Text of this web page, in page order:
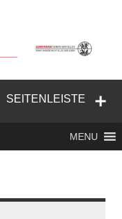
Feuerwehr
SEITENLEISTE
MENU